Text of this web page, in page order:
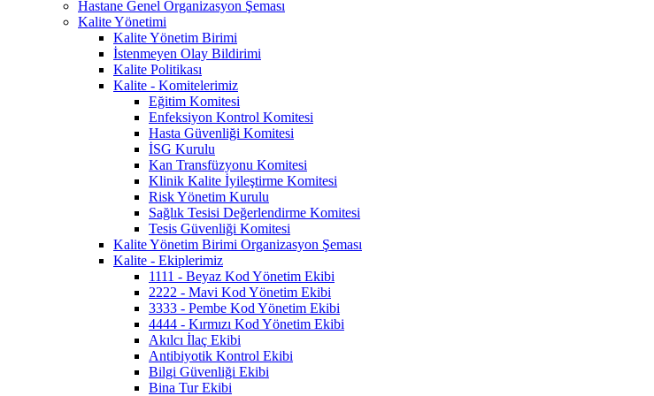
Hastane Genel Organizasyon Şeması
Kalite Yönetimi
Kalite Yönetim Birimi
İstenmeyen Olay Bildirimi
Kalite Politikası
Kalite - Komitelerimiz
Eğitim Komitesi
Enfeksiyon Kontrol Komitesi
Hasta Güvenliği Komitesi
İSG Kurulu
Kan Transfüzyonu Komitesi
Klinik Kalite İyileştirme Komitesi
Risk Yönetim Kurulu
Sağlık Tesisi Değerlendirme Komitesi
Tesis Güvenliği Komitesi
Kalite Yönetim Birimi Organizasyon Şeması
Kalite - Ekiplerimiz
1111 - Beyaz Kod Yönetim Ekibi
2222 - Mavi Kod Yönetim Ekibi
3333 - Pembe Kod Yönetim Ekibi
4444 - Kırmızı Kod Yönetim Ekibi
Akılcı İlaç Ekibi
Antibiyotik Kontrol Ekibi
Bilgi Güvenliği Ekibi
Bina Tur Ekibi